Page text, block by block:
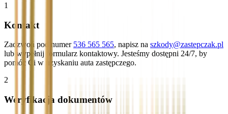
1
Kontakt
Zadzwoń pod numer 536 565 565, napisz na szkody@zastepczak.pl
lub wypełnij formularz kontaktowy. Jesteśmy dostępni 24/7, by
pomóc Ci w uzyskaniu auta zastępczego.
2
Weryfikacja dokumentów